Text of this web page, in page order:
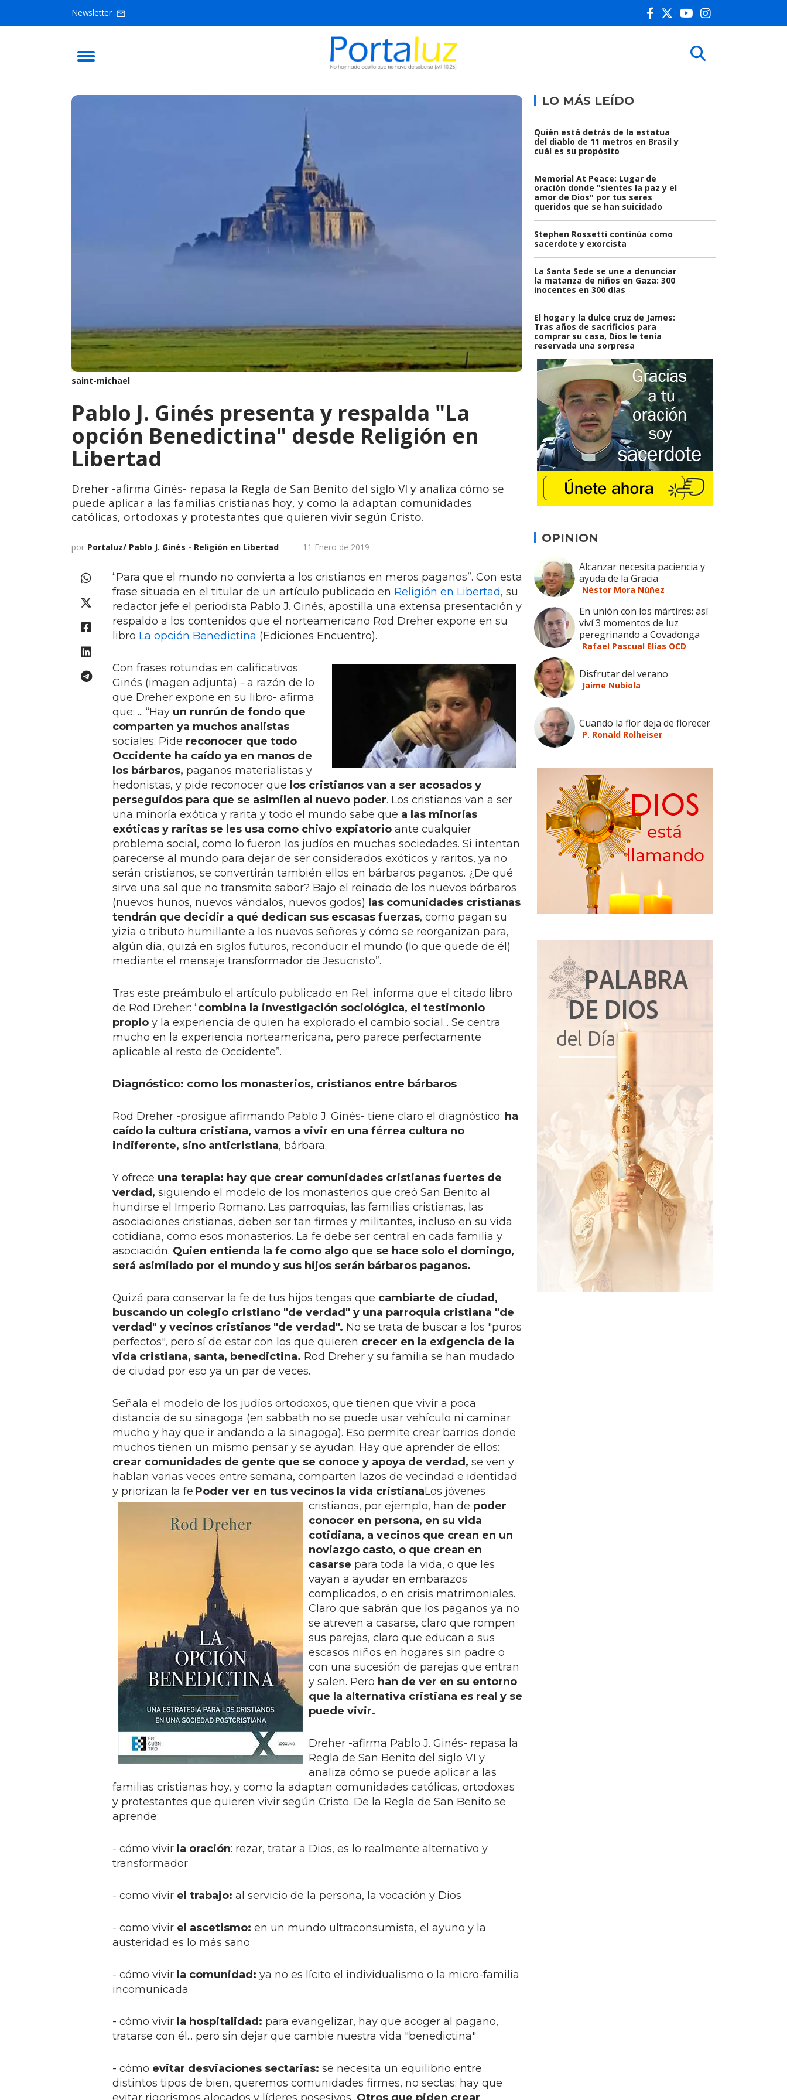
Newsletter
saint-michael
Pablo J. Ginés presenta y respalda "La
opción Benedictina" desde Religión en
Libertad
Dreher -afirma Ginés- repasa la Regla de San Benito del siglo VI y analiza cómo se
puede aplicar a las familias cristianas hoy, y como la adaptan comunidades
católicas, ortodoxas y protestantes que quieren vivir según Cristo.
por Portaluz/ Pablo J. Ginés - Religión en Libertad 11 Enero de 2019
“Para que el mundo no convierta a los cristianos en meros paganos”. Con esta
frase situada en el titular de un artículo publicado en Religión en Libertad, su
redactor jefe el periodista Pablo J. Ginés, apostilla una extensa presentación y
respaldo a los contenidos que el norteamericano Rod Dreher expone en su
libro La opción Benedictina (Ediciones Encuentro).
Con frases rotundas en calificativos
Ginés (imagen adjunta) - a razón de lo
que Dreher expone en su libro- afirma
que: ... “Hay un runrún de fondo que
comparten ya muchos analistas
sociales. Pide reconocer que todo
Occidente ha caído ya en manos de
los bárbaros, paganos materialistas y
hedonistas, y pide reconocer que los cristianos van a ser acosados y
perseguidos para que se asimilen al nuevo poder. Los cristianos van a ser
una minoría exótica y rarita y todo el mundo sabe que a las minorías
exóticas y raritas se les usa como chivo expiatorio ante cualquier
problema social, como lo fueron los judíos en muchas sociedades. Si intentan
parecerse al mundo para dejar de ser considerados exóticos y raritos, ya no
serán cristianos, se convertirán también ellos en bárbaros paganos. ¿De qué
sirve una sal que no transmite sabor? Bajo el reinado de los nuevos bárbaros
(nuevos hunos, nuevos vándalos, nuevos godos) las comunidades cristianas
tendrán que decidir a qué dedican sus escasas fuerzas, como pagan su
yizia o tributo humillante a los nuevos señores y cómo se reorganizan para,
algún día, quizá en siglos futuros, reconducir el mundo (lo que quede de él)
mediante el mensaje transformador de Jesucristo”.
Tras este preámbulo el artículo publicado en Rel. informa que el citado libro
de Rod Dreher: “combina la investigación sociológica, el testimonio
propio y la experiencia de quien ha explorado el cambio social... Se centra
mucho en la experiencia norteamericana, pero parece perfectamente
aplicable al resto de Occidente”.
Diagnóstico: como los monasterios, cristianos entre bárbaros
Rod Dreher -prosigue afirmando Pablo J. Ginés- tiene claro el diagnóstico: ha
caído la cultura cristiana, vamos a vivir en una férrea cultura no
indiferente, sino anticristiana, bárbara.
Y ofrece una terapia: hay que crear comunidades cristianas fuertes de
verdad, siguiendo el modelo de los monasterios que creó San Benito al
hundirse el Imperio Romano. Las parroquias, las familias cristianas, las
asociaciones cristianas, deben ser tan firmes y militantes, incluso en su vida
cotidiana, como esos monasterios. La fe debe ser central en cada familia y
asociación. Quien entienda la fe como algo que se hace solo el domingo,
será asimilado por el mundo y sus hijos serán bárbaros paganos.
Quizá para conservar la fe de tus hijos tengas que cambiarte de ciudad,
buscando un colegio cristiano "de verdad" y una parroquia cristiana "de
verdad" y vecinos cristianos "de verdad". No se trata de buscar a los "puros
perfectos", pero sí de estar con los que quieren crecer en la exigencia de la
vida cristiana, santa, benedictina. Rod Dreher y su familia se han mudado
de ciudad por eso ya un par de veces.
Señala el modelo de los judíos ortodoxos, que tienen que vivir a poca
distancia de su sinagoga (en sabbath no se puede usar vehículo ni caminar
mucho y hay que ir andando a la sinagoga). Eso permite crear barrios donde
muchos tienen un mismo pensar y se ayudan. Hay que aprender de ellos:
crear comunidades de gente que se conoce y apoya de verdad, se ven y
hablan varias veces entre semana, comparten lazos de vecindad e identidad
y priorizan la fe.Poder ver en tus vecinos la vida cristianaLos jóvenes
cristianos, por ejemplo, han de poder
conocer en persona, en su vida
cotidiana, a vecinos que crean en un
noviazgo casto, o que crean en
casarse para toda la vida, o que les
vayan a ayudar en embarazos
complicados, o en crisis matrimoniales.
Claro que sabrán que los paganos ya no
se atreven a casarse, claro que rompen
sus parejas, claro que educan a sus
escasos niños en hogares sin padre o
con una sucesión de parejas que entran
y salen. Pero han de ver en su entorno
que la alternativa cristiana es real y se
puede vivir.
Dreher -afirma Pablo J. Ginés- repasa la
Regla de San Benito del siglo VI y
analiza cómo se puede aplicar a las
familias cristianas hoy, y como la adaptan comunidades católicas, ortodoxas
y protestantes que quieren vivir según Cristo. De la Regla de San Benito se
aprende:
- cómo vivir la oración: rezar, tratar a Dios, es lo realmente alternativo y
transformador
- como vivir el trabajo: al servicio de la persona, la vocación y Dios
- como vivir el ascetismo: en un mundo ultraconsumista, el ayuno y la
austeridad es lo más sano
- cómo vivir la comunidad: ya no es lícito el individualismo o la micro-familia
incomunicada
- cómo vivir la hospitalidad: para evangelizar, hay que acoger al pagano,
tratarse con él... pero sin dejar que cambie nuestra vida "benedictina"
- cómo evitar desviaciones sectarias: se necesita un equilibrio entre
distintos tipos de bien, queremos comunidades firmes, no sectas; hay que
LO MÁS LEÍDO
Quién está detrás de la estatua
del diablo de 11 metros en Brasil y
cuál es su propósito
Memorial At Peace: Lugar de
oración donde "sientes la paz y el
amor de Dios" por tus seres
queridos que se han suicidado
Stephen Rossetti continúa como
sacerdote y exorcista
La Santa Sede se une a denunciar
la matanza de niños en Gaza: 300
inocentes en 300 días
El hogar y la dulce cruz de James:
Tras años de sacrificios para
comprar su casa, Dios le tenía
reservada una sorpresa
OPINION
Alcanzar necesita paciencia y
ayuda de la Gracia
Néstor Mora Núñez
En unión con los mártires: así
viví 3 momentos de luz
peregrinando a Covadonga
Rafael Pascual Elías OCD
Disfrutar del verano
Jaime Nubiola
Cuando la flor deja de florecer
P. Ronald Rolheiser